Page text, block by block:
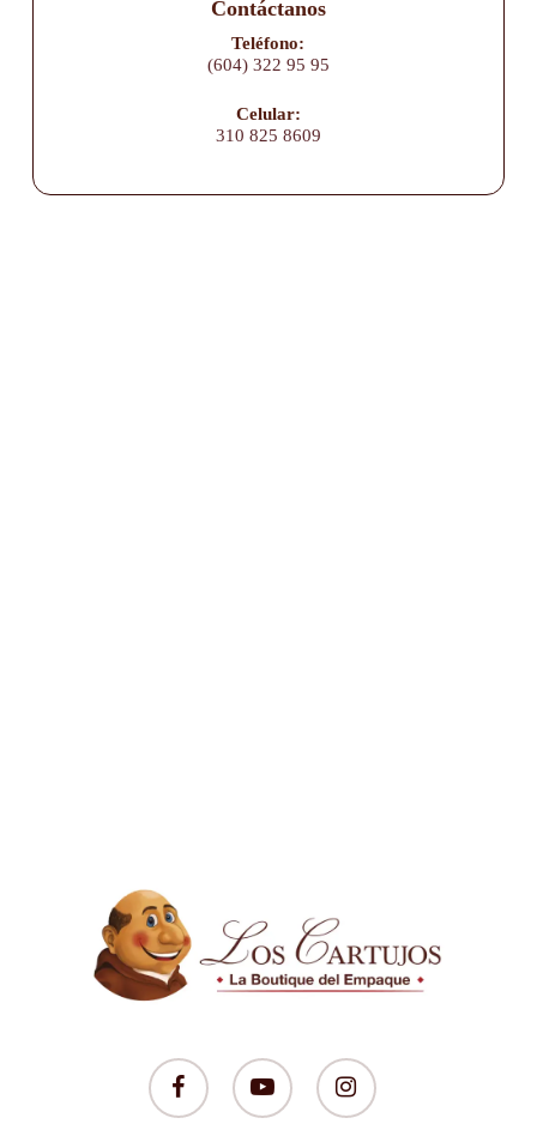
Contáctanos
Teléfono:
(604) 322 95 95
Celular:
310 825 8609
facebook youtube instagram